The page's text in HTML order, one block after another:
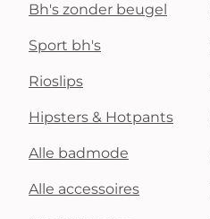
Bh's zonder beugel
Sport bh's
Rioslips
Hipsters & Hotpants
Alle badmode
Alle accessoires